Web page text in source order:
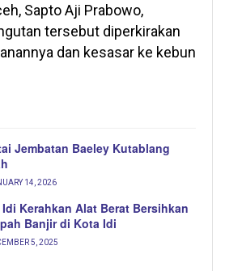
Sapto Aji Prabowo,
tersebut diperkirakan
dan kesasar ke kebun
Jembatan Baeley Kutablang
14, 2026
Idi Kerahkan Alat Berat Bersihkan
Banjir di Kota Idi
5, 2025